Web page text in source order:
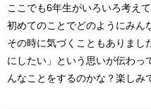
ここでも6年生がいろいろ考え
初めてのことでどのようにみん
その時に気づくこともありまし
にしたい」という思いが伝わっ
んなことをするのかな？楽しみ